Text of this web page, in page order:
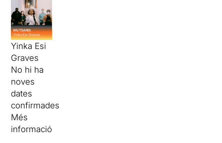
Yinka Esi
Graves
No hi ha
noves
dates
confirmades
Més
informació